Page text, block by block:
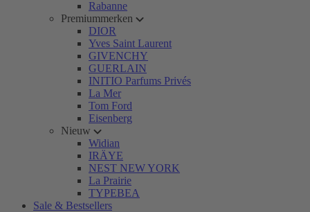
Rabanne
Premiummerken
DIOR
Yves Saint Laurent
GIVENCHY
GUERLAIN
INITIO Parfums Privés
La Mer
Tom Ford
Eisenberg
Nieuw
Widian
IRÄYE
NEST NEW YORK
La Prairie
TYPEBEA
Sale & Bestsellers